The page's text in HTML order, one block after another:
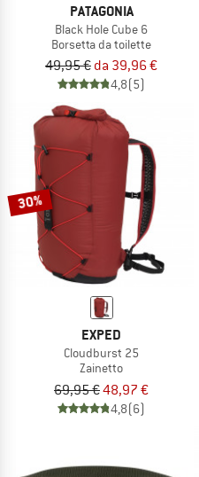
PATAGONIA
Black Hole Cube 6
Borsetta da toilette
49,95 € da 39,96 €
4,8(5)
30%
EXPED
Cloudburst 25
Zainetto
69,95 €48,97 €
4,8(6)